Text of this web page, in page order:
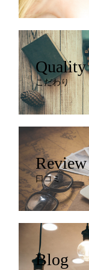
Quality
こだわり
Review
口コミ
Blog